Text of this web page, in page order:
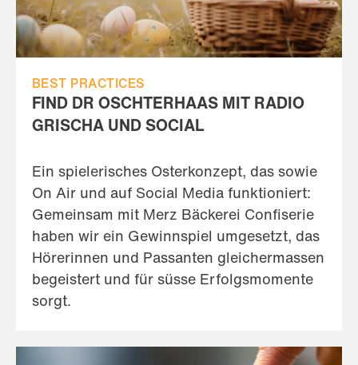
BEST PRACTICES
FIND DR OSCHTERHAAS MIT RADIO
GRISCHA UND SOCIAL
Ein spielerisches Osterkonzept, das sowie
On Air und auf Social Media funktioniert:
Gemeinsam mit Merz Bäckerei Confiserie
haben wir ein Gewinnspiel umgesetzt, das
Hörerinnen und Passanten gleichermassen
begeistert und für süsse Erfolgsmomente
sorgt.